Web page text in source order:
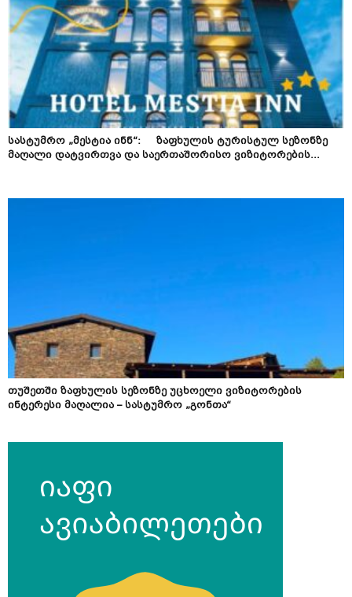
სასტუმრო „მესტია ინნ“: ზაფხულის ტურისტულ სეზონზე
მაღალი დატვირთვა და საერთაშორისო ვიზიტორების...
თუშეთში ზაფხულის სეზონზე უცხოელი ვიზიტორების
ინტერესი მაღალია – სასტუმრო „გონთა“